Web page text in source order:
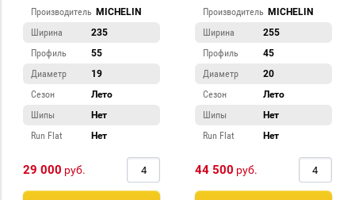
Производитель MICHELIN
Ширина
235
Профиль
55
Диаметр
19
Сезон
Лето
Шипы
Нет
Run Flat
Нет
29 000 руб.
Производитель MICHELIN
Ширина
255
Профиль
45
Диаметр
20
Сезон
Лето
Шипы
Нет
Run Flat
Нет
44 500 руб.